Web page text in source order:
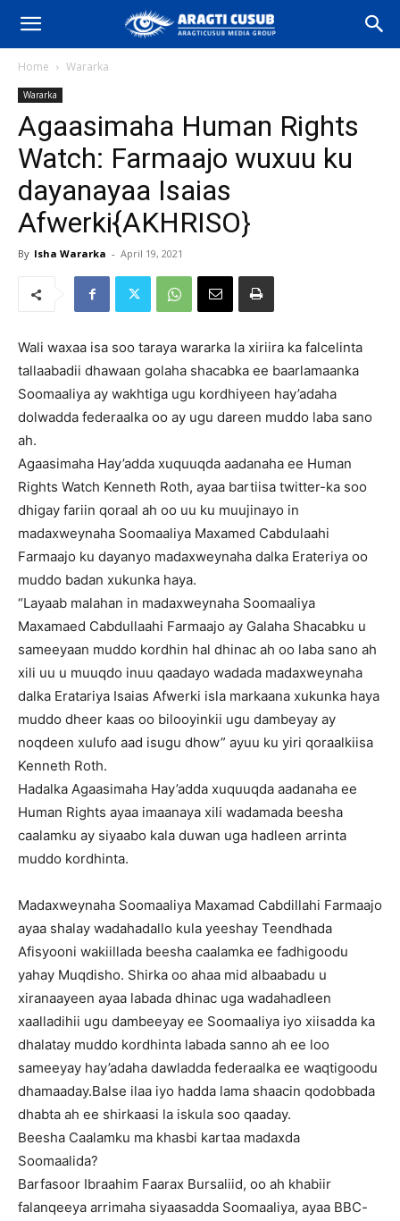
Home Wararka
Wararka
Agaasimaha Human Rights
Watch: Farmaajo wuxuu ku
dayanayaa Isaias
Afwerki{AKHRISO}
By Isha Wararka - April 19, 2021
Wali waxaa isa soo taraya wararka la xiriira ka falcelinta
tallaabadii dhawaan golaha shacabka ee baarlamaanka
Soomaaliya ay wakhtiga ugu kordhiyeen hay’adaha
dolwadda federaalka oo ay ugu dareen muddo laba sano
ah.
Agaasimaha Hay’adda xuquuqda aadanaha ee Human
Rights Watch Kenneth Roth, ayaa bartiisa twitter-ka soo
dhigay fariin qoraal ah oo uu ku muujinayo in
madaxweynaha Soomaaliya Maxamed Cabdulaahi
Farmaajo ku dayanyo madaxweynaha dalka Erateriya oo
muddo badan xukunka haya.
“Layaab malahan in madaxweynaha Soomaaliya
Maxamaed Cabdullaahi Farmaajo ay Galaha Shacabku u
sameeyaan muddo kordhin hal dhinac ah oo laba sano ah
xili uu u muuqdo inuu qaadayo wadada madaxweynaha
dalka Eratariya Isaias Afwerki isla markaana xukunka haya
muddo dheer kaas oo bilooyinkii ugu dambeyay ay
noqdeen xulufo aad isugu dhow” ayuu ku yiri qoraalkiisa
Kenneth Roth.
Hadalka Agaasimaha Hay’adda xuquuqda aadanaha ee
Human Rights ayaa imaanaya xili wadamada beesha
caalamku ay siyaabo kala duwan uga hadleen arrinta
muddo kordhinta.
Madaxweynaha Soomaaliya Maxamad Cabdillahi Farmaajo
ayaa shalay wadahadallo kula yeeshay Teendhada
Afisyooni wakiillada beesha caalamka ee fadhigoodu
yahay Muqdisho. Shirka oo ahaa mid albaabadu u
xiranaayeen ayaa labada dhinac uga wadahadleen
xaalladihii ugu dambeeyay ee Soomaaliya iyo xiisadda ka
dhalatay muddo kordhinta labada sanno ah ee loo
sameeyay hay’adaha dawladda federaalka ee waqtigoodu
dhamaaday.Balse ilaa iyo hadda lama shaacin qodobbada
dhabta ah ee shirkaasi la iskula soo qaaday.
Beesha Caalamku ma khasbi kartaa madaxda
Soomaalida?
Barfasoor Ibraahim Faarax Bursaliid, oo ah khabiir
falanqeeya arrimaha siyaasadda Soomaaliya, ayaa BBC-